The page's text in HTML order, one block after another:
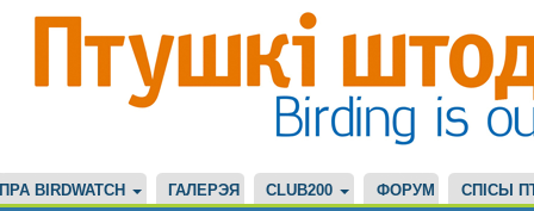
ПРА BIRDWATCH ГАЛЕРЭЯ CLUB200 ФОРУМ СПІСЫ